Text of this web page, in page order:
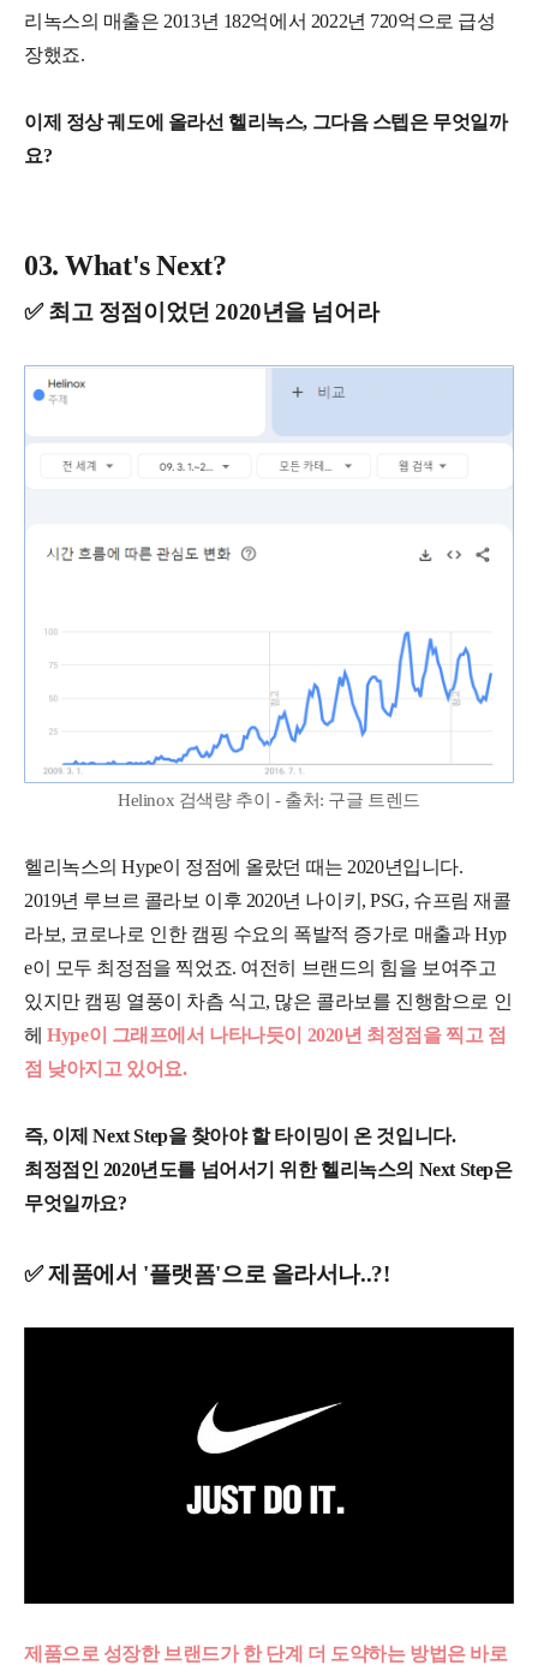
리녹스의 매출은 2013년 182억에서 2022년 720억으로 급성
장했죠.
이제 정상 궤도에 올라선 헬리녹스, 그다음 스텝은 무엇일까
요?
03. What's Next?
✅ 최고 정점이었던 2020년을 넘어라
Helinox 검색량 추이 - 출처: 구글 트렌드
헬리녹스의 Hype이 정점에 올랐던 때는 2020년입니다.
2019년 루브르 콜라보 이후 2020년 나이키, PSG, 슈프림 재콜
라보, 코로나로 인한 캠핑 수요의 폭발적 증가로 매출과 Hyp
e이 모두 최정점을 찍었죠. 여전히 브랜드의 힘을 보여주고
있지만 캠핑 열풍이 차츰 식고, 많은 콜라보를 진행함으로 인
헤 Hype이 그래프에서 나타나듯이 2020년 최정점을 찍고 점
점 낮아지고 있어요.
즉, 이제 Next Step을 찾아야 할 타이밍이 온 것입니다.
최정점인 2020년도를 넘어서기 위한 헬리녹스의 Next Step은
무엇일까요?
✅ 제품에서 '플랫폼'으로 올라서나..?!
제품으로 성장한 브랜드가 한 단계 더 도약하는 방법은 바로